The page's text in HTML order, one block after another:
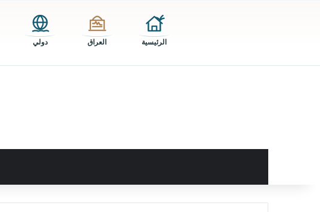
الرئيسية العراق دولي